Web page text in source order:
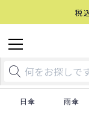
税
日傘 雨傘